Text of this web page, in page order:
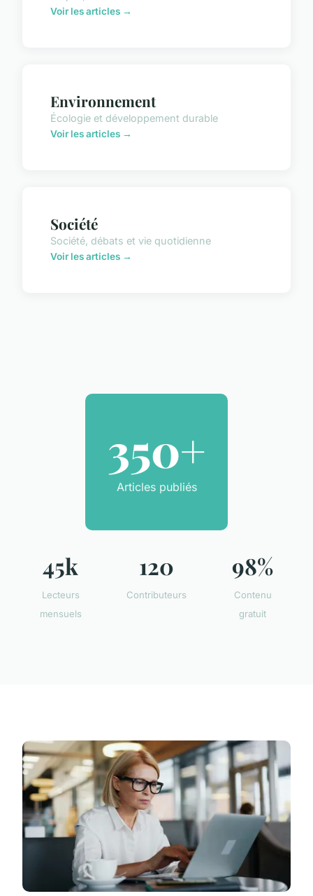
Voir les articles →
Environnement
Écologie et développement durable
Voir les articles →
Société
Société, débats et vie quotidienne
Voir les articles →
350+
Articles publiés
45k
Lecteurs
mensuels
120
Contributeurs
98%
Contenu
gratuit